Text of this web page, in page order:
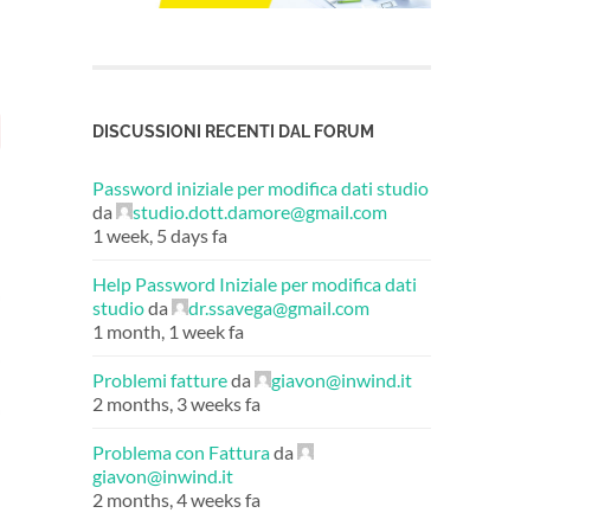
DISCUSSIONI RECENTI DAL FORUM
Password iniziale per modifica dati studio
da
studio.dott.damore@gmail.com
1 week, 5 days fa
Help Password Iniziale per modifica dati
studioda
dr.ssavega@gmail.com
1 month, 1 week fa
Problemi fattureda
giavon@inwind.it
2 months, 3 weeks fa
Problema con Fatturada
giavon@inwind.it
2 months, 4 weeks fa